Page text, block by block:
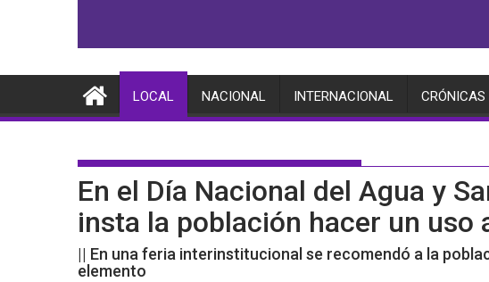
LOCAL NACIONAL INTERNACIONAL CRÓNICAS
En el Día Nacional del Agua y
insta la población hacer un uso
|| En una feria interinstitucional se recomendó a la
elemento